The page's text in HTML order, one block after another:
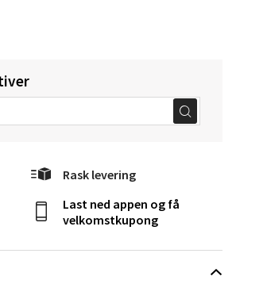
Rask levering
Last ned appen og få
velkomstkupong